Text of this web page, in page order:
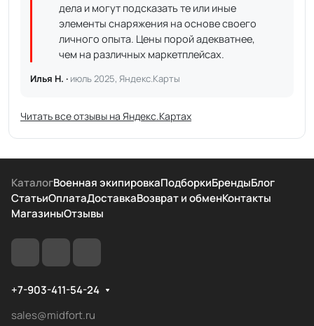
дела и могут подсказать те или иные
элементы снаряжения на основе своего
личного опыта. Цены порой адекватнее,
чем на различных маркетплейсах.
Илья Н. · июль 2025, Яндекс.Карты
Читать все отзывы на Яндекс.Картах
КаталогВоенная экипировкаПодборкиБрендыБлог
СтатьиОплатаДоставкаВозврат и обменКонтакты
МагазиныОтзывы
+7-903-411-54-24
sales@midfort.ru